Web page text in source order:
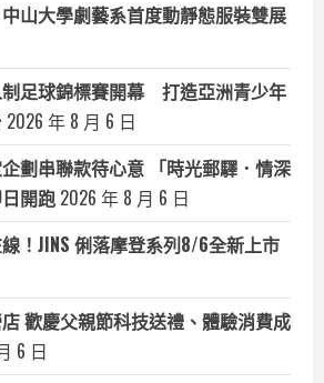
山大學劇藝系首度動靜態服裝雙展
足球錦標賽開幕 打造亞洲青少年
2026 年 8 月 6 日
劃串聯款待心意 「時光郵驛．情深
開跑 2026 年 8 月 6 日
！JINS 俐落摩登系列8/6全新上市
歡慶父親節科技送禮、體驗消費成
6 日